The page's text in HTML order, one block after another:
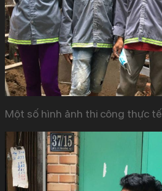
Một số hình ảnh thi công thực tế